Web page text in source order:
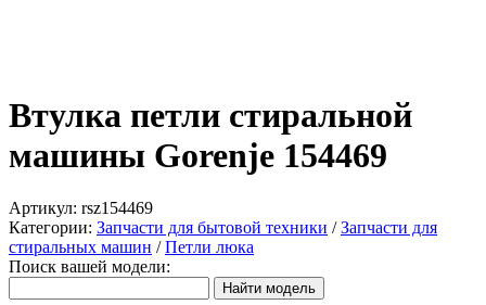
Втулка петли стиральной
машины Gorenje 154469
Артикул: rsz154469
Категории: Запчасти для бытовой техники /Запчасти для
стиральных машин /Петли люка
Поиск вашей модели: